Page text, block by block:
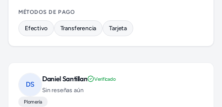
MÉTODOS DE PAGO
Efectivo Transferencia Tarjeta
DS
Daniel Santillan Verificado
Sin reseñas aún
Plomería